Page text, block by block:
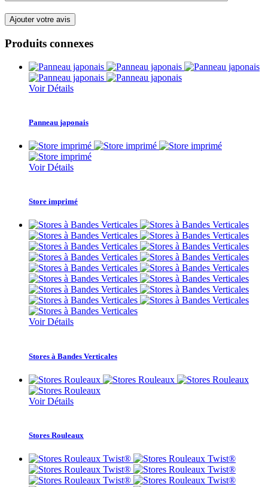
Produits connexes
Voir Détails
Panneau japonais
Voir Détails
Store imprimé
Voir Détails
Stores à Bandes Verticales
Voir Détails
Stores Rouleaux